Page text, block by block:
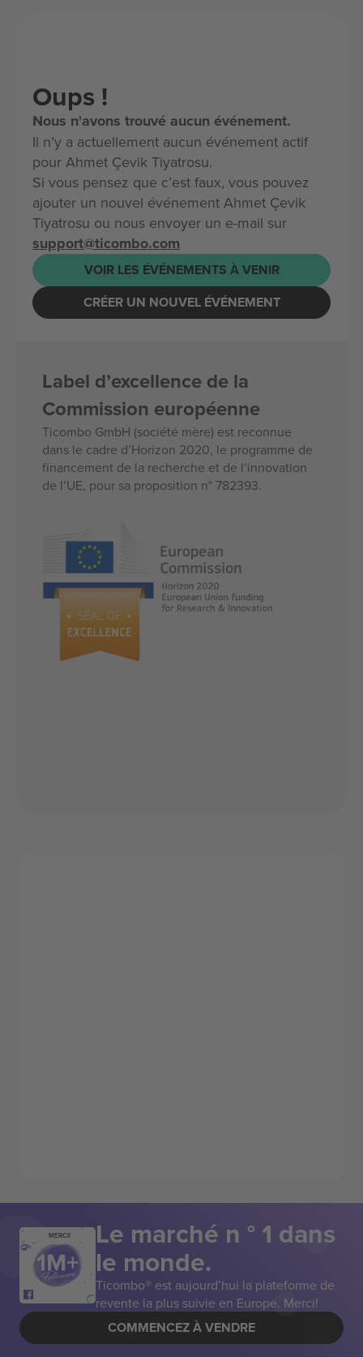
Oups !
Nous n'avons trouvé aucun événement.
Il n’y a actuellement aucun événement actif
pour Ahmet Çevik Tiyatrosu.
Si vous pensez que c’est faux, vous pouvez
ajouter un nouvel événement Ahmet Çevik
Tiyatrosu ou nous envoyer un e-mail sur
support@ticombo.com
VOIR LES ÉVÉNEMENTS À VENIR
CRÉER UN NOUVEL ÉVÉNEMENT
Label d’excellence de la
Commission européenne
Ticombo GmbH (société mère) est reconnue
dans le cadre d’Horizon 2020, le programme de
financement de la recherche et de l’innovation
de l’UE, pour sa proposition n° 782393.
MERCI! Le marché n ° 1 dans
le monde.
Ticombo® est aujourd’hui la plateforme de
revente la plus suivie en Europe. Merci!
COMMENCEZ À VENDRE